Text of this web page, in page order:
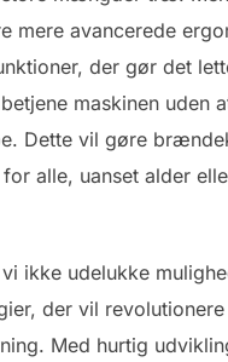
mere avancerede
der gør det
maskinen uden
Dette vil gøre
alle, uanset alder
ikke udelukke
der vil revolutionere
Med hurtig